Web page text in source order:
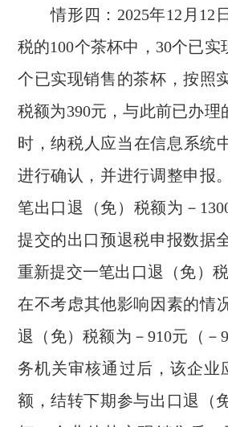
情形四：2025年12月12
税的100个茶杯中，30个已
个已实现销售的茶杯，按照
税额为390元，与此前已办
时，纳税人应当在信息系统
进行确认，并进行调整申报
笔出口退（免）税额为－
提交的出口预退税申报数据
重新提交一笔出口退（免）
在不考虑其他影响因素的情
退（免）税额为－910元（－
务机关审核通过后，该企业
额，结转下期参与出口退（